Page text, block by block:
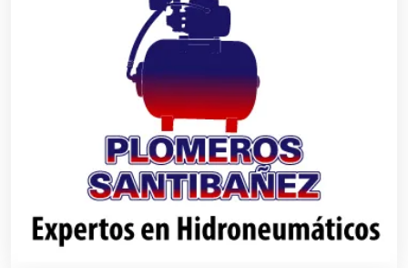
Belleza
Bordados y Estampados